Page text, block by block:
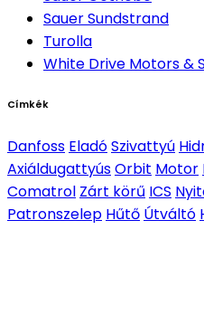
Sauer Sundstrand
Turolla
White Drive Motors &
Címkék
Danfoss EladóSzivattyú
AxiáldugattyúsOrbit Motor
Comatrol Zárt körű ICS
Patronszelep Hűtő Útváltó